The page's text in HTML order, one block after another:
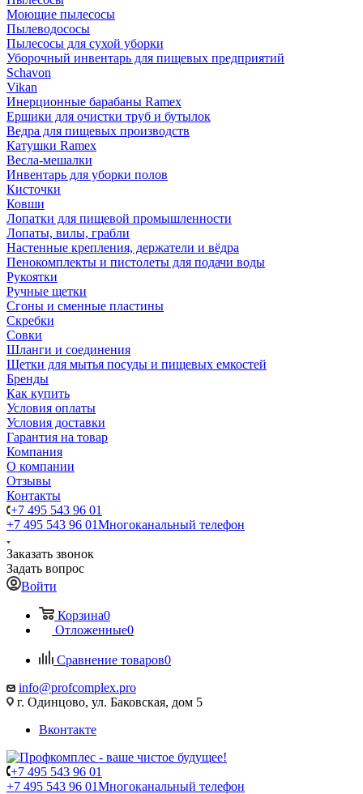
Моющие пылесосы
Пылеводососы
Пылесосы для сухой уборки
Уборочный инвентарь для пищевых предприятий
Schavon
Vikan
Инерционные барабаны Ramex
Ершики для очистки труб и бутылок
Ведра для пищевых производств
Катушки Ramex
Весла-мешалки
Инвентарь для уборки полов
Кисточки
Ковши
Лопатки для пищевой промышленности
Лопаты, вилы, грабли
Настенные крепления, держатели и вёдра
Пенокомплекты и пистолеты для подачи воды
Рукоятки
Ручные щетки
Сгоны и сменные пластины
Скребки
Совки
Шланги и соединения
Щетки для мытья посуды и пищевых емкостей
Бренды
Как купить
Условия оплаты
Условия доставки
Гарантия на товар
Компания
О компании
Отзывы
Контакты
+7 495 543 96 01
+7 495 543 96 01Многоканальный телефон
Заказать звонок
Задать вопрос
Войти
Корзина0
Отложенные0
Сравнение товаров0
info@profcomplex.pro
г. Одинцово, ул. Баковская, дом 5
Вконтакте
+7 495 543 96 01
+7 495 543 96 01Многоканальный телефон